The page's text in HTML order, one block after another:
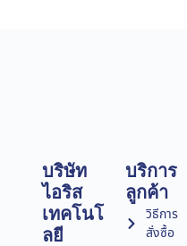
บริษัท
ไอริส
เทคโนโ
ลยี
บริการ
ลูกค้า
วิธีการ
สั่งซื้อ